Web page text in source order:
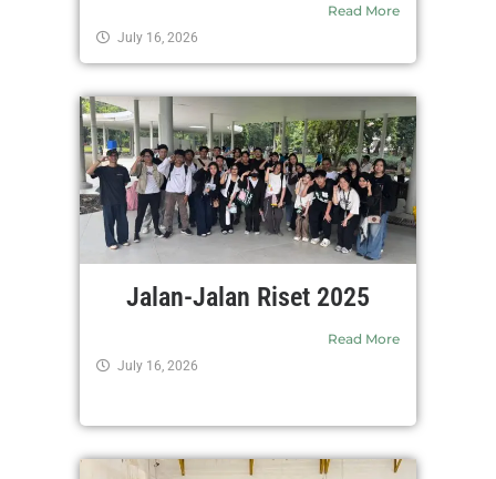
Read More
July 16, 2026
Jalan-Jalan Riset 2025
Read More
July 16, 2026